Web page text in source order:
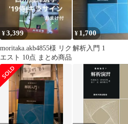
¥3,399
moritaka.akb4855様 リク
エスト 10点 まとめ商品
¥ 1,700
解析入門 1